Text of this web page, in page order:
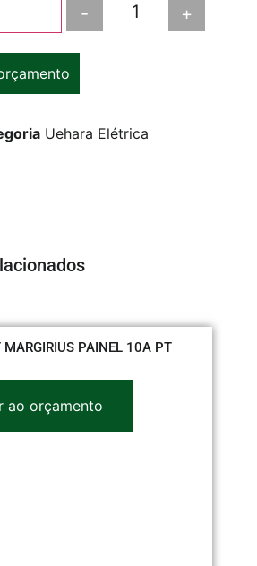
- +
Uehara Elétrica
PAINEL 10A PT
ao orçamento